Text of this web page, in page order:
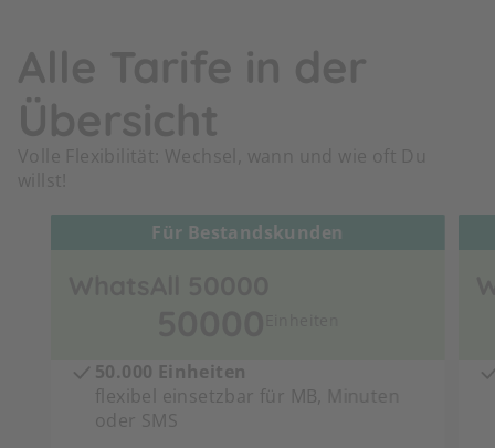
Für Bestandskunden
50.000 Einheiten
flexibel einsetzbar für MB, Minuten
oder SMS